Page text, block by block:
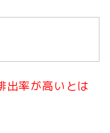
出率が高いとは